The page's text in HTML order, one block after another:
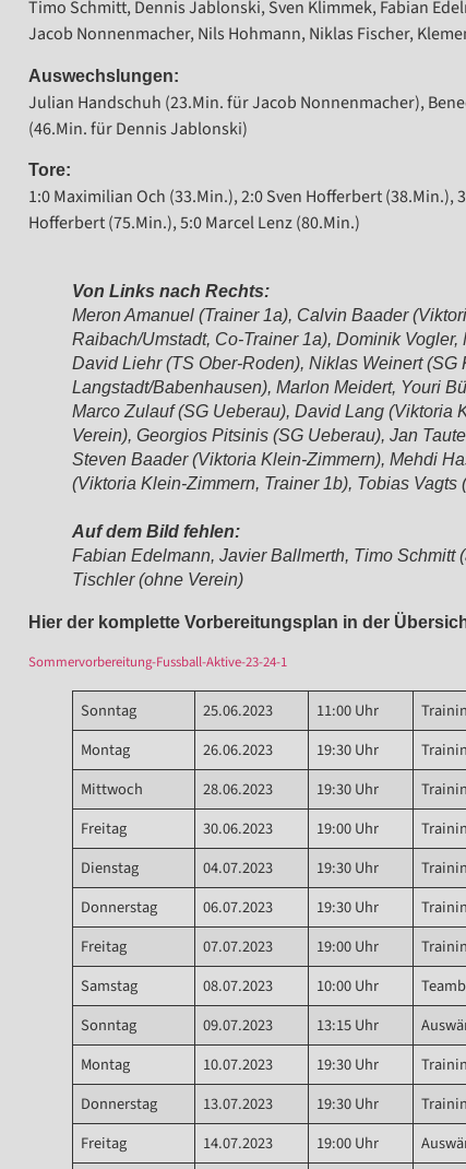
Timo Schmitt, Dennis Jablonski, Sven Klimmek, Fabian
Jacob Nonnenmacher, Nils Hohmann, Niklas Fischer,
Auswechslungen:
Julian Handschuh (23.Min. für Jacob Nonnenmacher),
(46.Min. für Dennis Jablonski)
Tore:
1:0 Maximilian Och (33.Min.), 2:0 Sven Hofferbert (38.Min.),
Hofferbert (75.Min.), 5:0 Marcel Lenz (80.Min.)
Von Links nach Rechts:
Meron Amanuel (Trainer 1a), Calvin Baader
Raibach/Umstadt, Co-Trainer 1a), Dominik
David Liehr (TS Ober-Roden), Niklas Weinert
Langstadt/Babenhausen), Marlon Meidert, Youri
Marco Zulauf (SG Ueberau), David Lang (Viktoria
Verein), Georgios Pitsinis (SG Ueberau), Jan
Steven Baader (Viktoria Klein-Zimmern), Mehdi
(Viktoria Klein-Zimmern, Trainer 1b), Tobias Vagts
Auf dem Bild fehlen:
Fabian Edelmann, Javier Ballmerth, Timo Schmitt
Tischler (ohne Verein)
Hier der komplette Vorbereitungsplan in der
Sommervorbereitung-Fussball-Aktive-23-24-1
Sonntag 25.06.2023 11:00 Uhr
Montag
26.06.2023 19:30 Uhr
Mittwoch
28.06.2023 19:30 Uhr
Freitag
30.06.2023 19:00 Uhr
Dienstag
04.07.2023 19:30 Uhr
Donnerstag
06.07.2023 19:30 Uhr
Freitag
07.07.2023 19:00 Uhr
Samstag
08.07.2023 10:00 Uhr
Sonntag
09.07.2023 13:15 Uhr
Montag
10.07.2023 19:30 Uhr
Donnerstag
13.07.2023 19:30 Uhr
Freitag
14.07.2023 19:00 Uhr